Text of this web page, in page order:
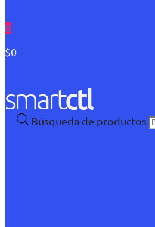
0
$0
Búsqueda de productos